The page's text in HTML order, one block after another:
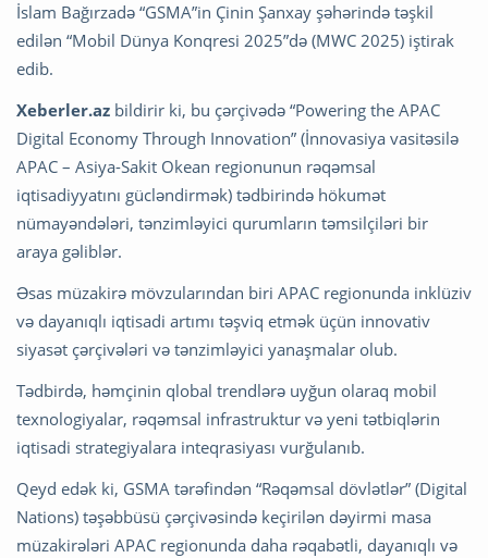
İslam Bağırzadə “GSMA”in Çinin Şanxay şəhərində təşkil
edilən “Mobil Dünya Konqresi 2025”də (MWC 2025) iştirak
edib.
Xeberler.az bildirir ki, bu çərçivədə “Powering the APAC
Digital Economy Through Innovation” (İnnovasiya vasitəsilə
APAC – Asiya-Sakit Okean regionunun rəqəmsal
iqtisadiyyatını gücləndirmək) tədbirində hökumət
nümayəndələri, tənzimləyici qurumların təmsilçiləri bir
araya gəliblər.
Əsas müzakirə mövzularından biri APAC regionunda inklüziv
və dayanıqlı iqtisadi artımı təşviq etmək üçün innovativ
siyasət çərçivələri və tənzimləyici yanaşmalar olub.
Tədbirdə, həmçinin qlobal trendlərə uyğun olaraq mobil
texnologiyalar, rəqəmsal infrastruktur və yeni tətbiqlərin
iqtisadi strategiyalara inteqrasiyası vurğulanıb.
Qeyd edək ki, GSMA tərəfindən “Rəqəmsal dövlətlər” (Digital
Nations) təşəbbüsü çərçivəsində keçirilən dəyirmi masa
müzakirələri APAC regionunda daha rəqabətli, dayanıqlı və